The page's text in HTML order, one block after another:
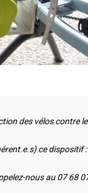
des vélos contre
ce dispositif :
nous au 07 68